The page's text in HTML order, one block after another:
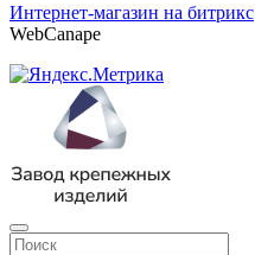
Интернет-магазин на битрикс
WebCanape